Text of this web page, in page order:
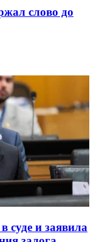
слово до
суде и заявила